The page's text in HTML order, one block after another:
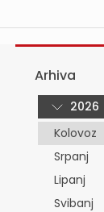
Arhiva
2026
Kolovoz
Srpanj
Lipanj
Svibanj